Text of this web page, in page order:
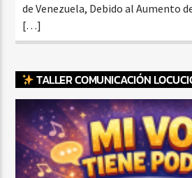
de Venezuela, Debido al Aumento
[…]
TALLER COMUNICACIÓN